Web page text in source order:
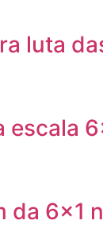
luta
escala
da 6×1